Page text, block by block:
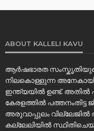
ABOUT KALLELI KAVU
ആർഷഭാരത
നിലകൊള്ളുന്ന
ഇന്ത്യയിൽ ഉണ്ട്. അതിൽ
കേരളത്തിൽ പത്തനംതിട്ട
അരുവാപ്പുലം
കല്ലേലിയില്‍